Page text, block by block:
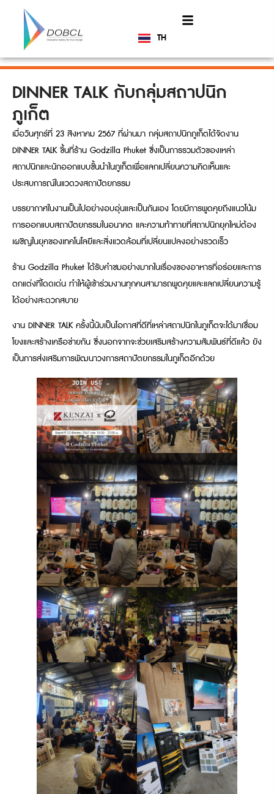
TH
EN
DINNER TALK กับกลุ่มสถาปนิก
ภูเก็ต
เมื่อวันศุกร์ที่ 23 สิงหาคม 2567 ที่ผ่านมา กลุ่มสถาปนิกภูเก็ตได้จัดงาน
DINNER TALK ขึ้นที่ร้าน Godzilla Phuket ซึ่งเป็นการรวมตัวของเหล่า
สถาปนิกและนักออกแบบชั้นนำในภูเก็ตเพื่อแลกเปลี่ยนความคิดเห็นและ
ประสบการณ์ในแวดวงสถาปัตยกรรม
บรรยากาศในงานเป็นไปอย่างอบอุ่นและเป็นกันเอง โดยมีการพูดคุยถึงแนวโน้ม
การออกแบบสถาปัตยกรรมในอนาคต และความท้าทายที่สถาปนิกยุคใหม่ต้อง
เผชิญในยุคของเทคโนโลยีและสิ่งแวดล้อมที่เปลี่ยนแปลงอย่างรวดเร็ว
ร้าน Godzilla Phuket ได้รับคำชมอย่างมากในเรื่องของอาหารที่อร่อยและการ
ตกแต่งที่โดดเด่น ทำให้ผู้เข้าร่วมงานทุกคนสามารถพูดคุยและแลกเปลี่ยนความรู้
ได้อย่างสะดวกสบาย
งาน DINNER TALK ครั้งนี้นับเป็นโอกาสที่ดีที่เหล่าสถาปนิกในภูเก็ตจะได้มาเชื่อม
โยงและสร้างเครือข่ายกัน ซึ่งนอกจากจะช่วยเสริมสร้างความสัมพันธ์ที่ดีแล้ว ยัง
เป็นการส่งเสริมการพัฒนาวงการสถาปัตยกรรมในภูเก็ตอีกด้วย